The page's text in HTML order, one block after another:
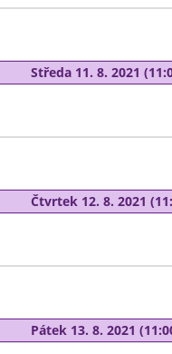
Středa 11. 8. 2021
Čtvrtek 12. 8. 2021
Pátek 13. 8. 2021